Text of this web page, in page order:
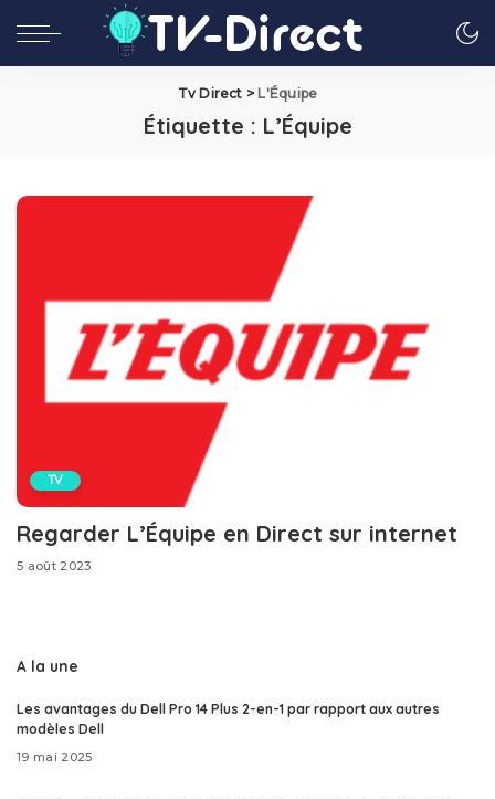
Tv Direct > L'Équipe
Étiquette : L’Équipe
TV
Regarder L’Équipe en Direct sur internet
5 août 2023
A la une
Les avantages du Dell Pro 14 Plus 2-en-1 par rapport aux autres
modèles Dell
19 mai 2025